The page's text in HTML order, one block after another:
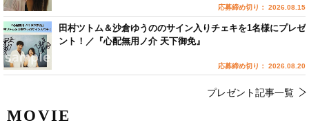
MOVIE
応募締め切り： 2026.08.15
田村ツトム＆沙倉ゆうののサイン入りチェキを1名様にプレゼ
ント！／『心配無用ノ介 天下御免』
応募締め切り： 2026.08.20
プレゼント記事一覧